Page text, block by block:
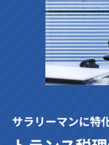
サラリーマンに特